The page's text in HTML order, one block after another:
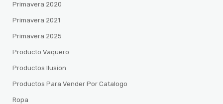
Primavera 2020
Primavera 2021
Primavera 2025
Producto Vaquero
Productos Ilusion
Productos Para Vender Por Catalogo
Ropa